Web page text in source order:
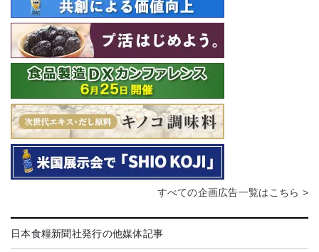
すべての企画広告一覧はこちら >
日本食糧新聞社発行の他媒体記事